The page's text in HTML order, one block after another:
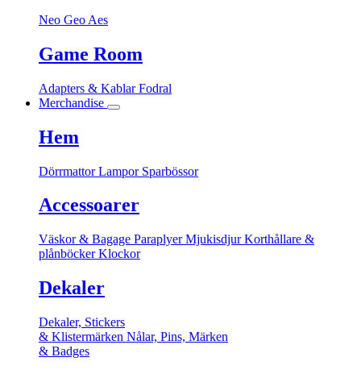
Neo Geo Aes
Game Room
Adapters & KablarFodral
Merchandise
Hem
DörrmattorLampor Sparbössor
Accessoarer
Väskor & Bagage ParaplyerMjukisdjurKorthållare &
plånböckerKlockor
Dekaler
Dekaler, Stickers
& Klistermärken Nålar, Pins, Märken
& Badges